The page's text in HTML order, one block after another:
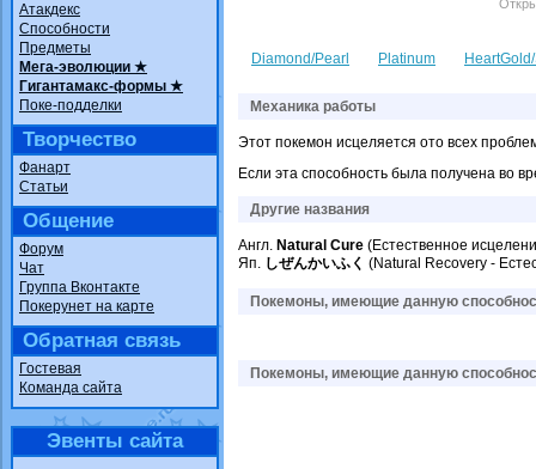
Атакдекс
Способности
Предметы
Мега-эволюции ★
Гигантамакс-формы ★
Поке-подделки
Творчество
Фанарт
Статьи
Общение
Форум
Чат
Группа Вконтакте
Покерунет на карте
Обратная связь
Гостевая
Команда сайта
Эвенты сайта
Diamond/Pearl Platinum
Механика работы
Этот покемон исцеляется ото всех
Если эта способность была получена во
Другие названия
Англ. Natural Cure (Естественное
Яп. しぜんかいふく (Natural Recovery -
Покемоны, имеющие данную
Покемоны, имеющие данную